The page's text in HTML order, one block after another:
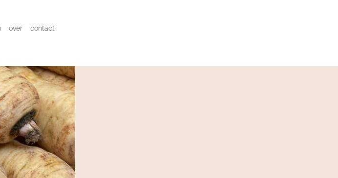
over contact